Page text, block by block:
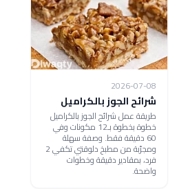
2026-07-08
شرائح الجوز بالكراميل
طريقة عمل شرائح الجوز بالكراميل
خطوة بخطوة بـ12 مكونات وفي
60 دقيقة فقط. وصفة سهلة
ومجرّبة من مطبخ دلوقتي تكفي 2
فرد، بمقادير دقيقة وخطوات
واضحة.